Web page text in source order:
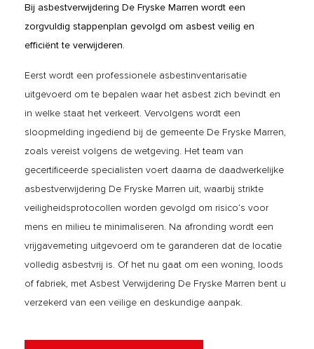
Bij asbestverwijdering De Fryske Marren wordt een
zorgvuldig stappenplan gevolgd om asbest veilig en
efficiënt te verwijderen.
Eerst wordt een professionele asbestinventarisatie
uitgevoerd om te bepalen waar het asbest zich bevindt en
in welke staat het verkeert. Vervolgens wordt een
sloopmelding ingediend bij de gemeente De Fryske Marren,
zoals vereist volgens de wetgeving. Het team van
gecertificeerde specialisten voert daarna de daadwerkelijke
asbestverwijdering De Fryske Marren uit, waarbij strikte
veiligheidsprotocollen worden gevolgd om risico’s voor
mens en milieu te minimaliseren. Na afronding wordt een
vrijgavemeting uitgevoerd om te garanderen dat de locatie
volledig asbestvrij is. Of het nu gaat om een woning, loods
of fabriek, met Asbest Verwijdering De Fryske Marren bent u
verzekerd van een veilige en deskundige aanpak.